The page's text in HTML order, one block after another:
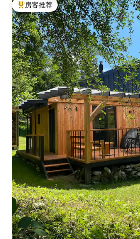
热门「房客推荐」
房客推荐